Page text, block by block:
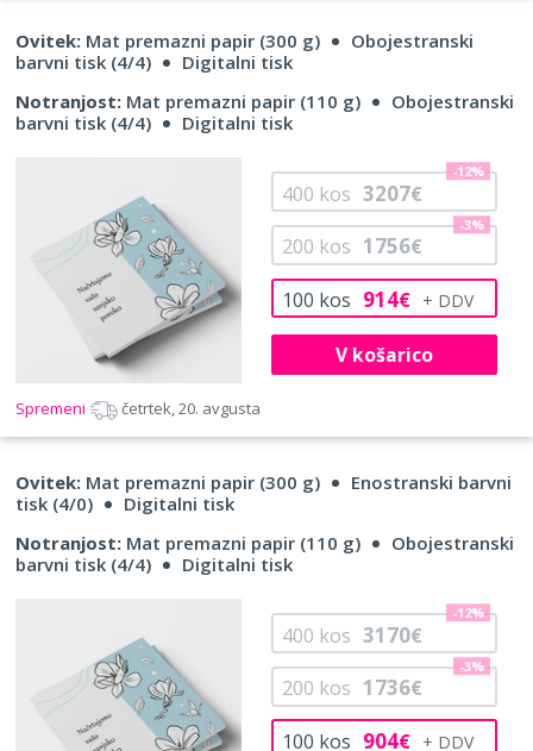
Ovitek: Mat premazni papir (300 g)
Obojestranski
barvni tisk (4/4)
Digitalni tisk
Notranjost: Mat premazni papir (110 g)
Obojestranski
barvni tisk (4/4)
Digitalni tisk
100 kos 914€
200 kos 1756€
-3%
400 kos 3207€
-12%
V košarico
Spremeni četrtek, 20. avgusta
Ovitek: Mat premazni papir (300 g)
Enostranski barvni
tisk (4/0)
Digitalni tisk
Notranjost: Mat premazni papir (110 g)
Obojestranski
barvni tisk (4/4)
Digitalni tisk
100 kos 904€
200 kos 1736€
-3%
400 kos 3170€
-12%